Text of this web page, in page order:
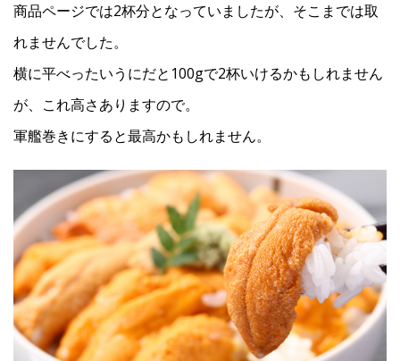
商品ページでは2杯分となっていましたが、そこまでは取
れませんでした。
横に平べったいうにだと100gで2杯いけるかもしれません
が、これ高さありますので。
軍艦巻きにすると最高かもしれません。